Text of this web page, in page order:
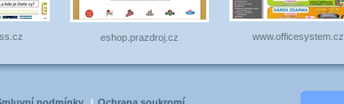
eshop.prazdroj.cz www.officesystem.cz